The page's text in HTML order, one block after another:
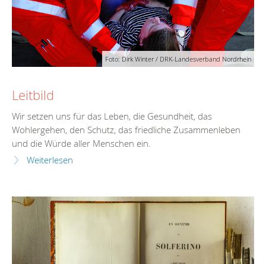
Foto: Dirk Winter / DRK-Landesverband Nordrhein
Leitbild
Wir setzen uns für das Leben, die Gesundheit, das
Wohlergehen, den Schutz, das friedliche Zusammenleben
und die Würde aller Menschen ein.
Weiterlesen